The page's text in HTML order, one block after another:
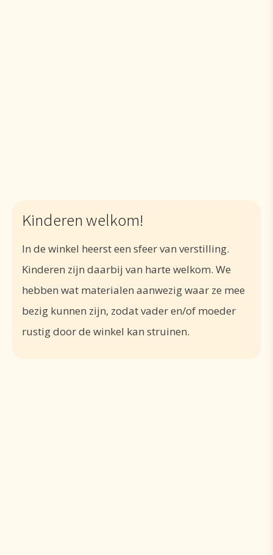
Kinderen welkom!
In de winkel heerst een sfeer van verstilling.
Kinderen zijn daarbij van harte welkom. We
hebben wat materialen aanwezig waar ze mee
bezig kunnen zijn, zodat vader en/of moeder
rustig door de winkel kan struinen.